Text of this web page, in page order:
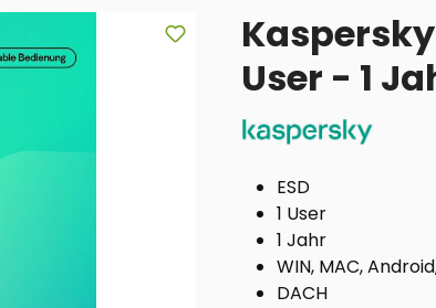
User - 1
ESD
1 User
1 Jahr
WIN, MAC,
DACH